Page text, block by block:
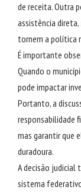
de receita. Outra
assistência
tornem a política
É importante
Quando o
pode impactar
Portanto, a
responsabilidade
mas garantir que
duradoura.
A decisão judicial
sistema